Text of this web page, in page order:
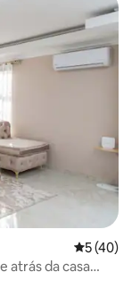
5 de uma
5 (40)
atrás da casa